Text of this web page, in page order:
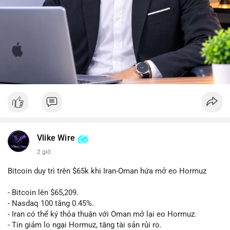
Vlike Wire
2 giờ
Bitcoin duy trì trên $65k khi Iran-Oman hứa mở eo Hormuz
- Bitcoin lên $65,209.
- Nasdaq 100 tăng 0.45%.
- Iran có thể ký thỏa thuận với Oman mở lại eo Hormuz.
- Tin giảm lo ngại Hormuz, tăng tài sản rủi ro.